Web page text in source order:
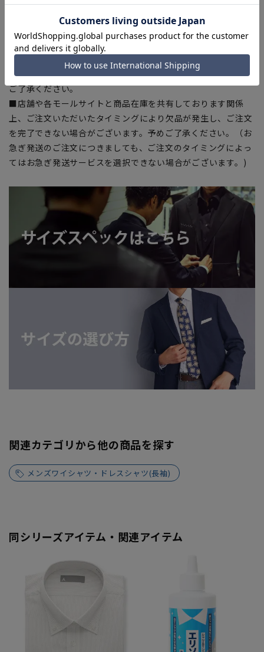
■ブラウザやお使いのモニター環境、室内外等の撮影時の環境
下での光加減により、実際の商品と掲載画像の色味が異なる場
合がございます。
■平置き・メジャーでの採寸の為、素材や仕様等により実際の
商品とサイズ表に若干の誤差が生じる場合がございます。予め
ご了承ください。
■店舗や各モールサイトと商品在庫を共有しております関係
上、ご注文いただいたタイミングにより欠品が発生し、ご注文
を完了できない場合がございます。予めご了承ください。（お
急ぎ発送のご注文につきましても、ご注文のタイミングによっ
てはお急ぎ発送サービスを選択できない場合がございます。)
関連カテゴリから他の商品を探す
メンズワイシャツ・ドレスシャツ(長袖)
同シリーズアイテム・関連アイテム